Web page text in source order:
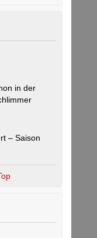
in der
– Saison